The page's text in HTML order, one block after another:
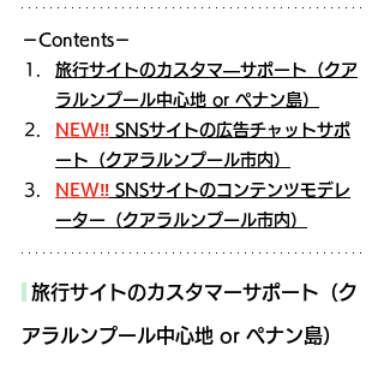
－Contents－
旅行サイトのカスタマ―サポート（クア
ラルンプール中心地 or ペナン島）
NEW‼ SNSサイトの広告チャットサポ
ート（クアラルンプール市内）
NEW‼ SNSサイトのコンテンツモデレ
ーター（クアラルンプール市内）
旅行サイトのカスタマーサポート（ク
アラルンプール中心地 or ペナン島）